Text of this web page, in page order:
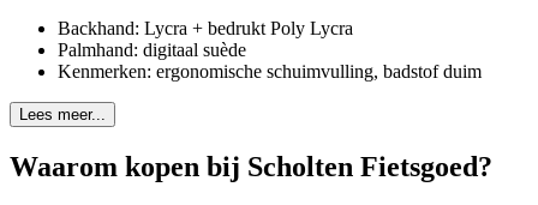
Backhand: Lycra + bedrukt Poly Lycra
Palmhand: digitaal suède
Kenmerken: ergonomische schuimvulling, badstof duim
Lees meer...
Waarom kopen bij Scholten Fietsgoed?